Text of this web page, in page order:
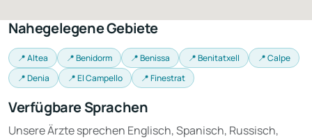
Nahegelegene Gebiete
📍 Altea 📍 Benidorm 📍 Benissa 📍 Benitatxell
📍 Calpe
📍 Denia
📍 El Campello 📍 Finestrat
Verfügbare Sprachen
Unsere Ärzte sprechen Englisch, Spanisch, Russisch,